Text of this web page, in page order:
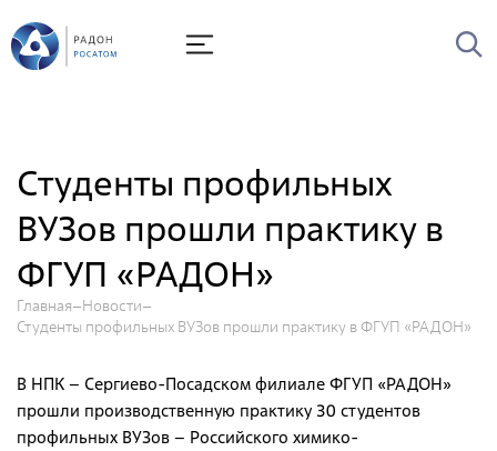
Студенты профильных
ВУЗов прошли практику в
ФГУП «РАДОН»
Главная
Новости
Студенты профильных ВУЗов прошли практику в ФГУП «РАДОН»
В НПК – Сергиево-Посадском филиале ФГУП «РАДОН»
прошли производственную практику 30 студентов
профильных ВУЗов – Российского химико-
Лицензии
Миссия и видение
Ценности Росатома
Охрана труда
Научно-технический совет
Диссертационный совет